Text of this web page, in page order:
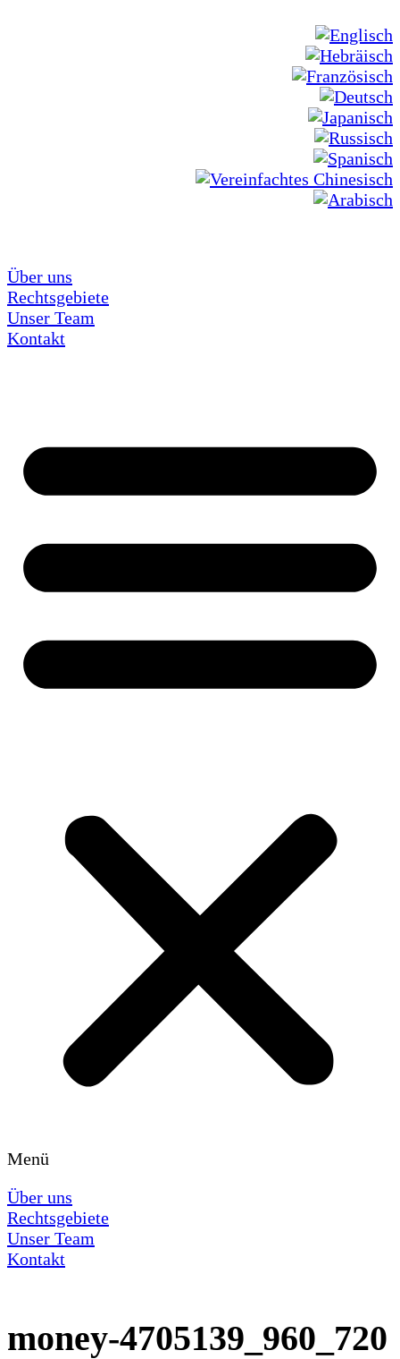
Über uns
Rechtsgebiete
Unser Team
Kontakt
Menü
Über uns
Rechtsgebiete
Unser Team
Kontakt
money-4705139_960_720